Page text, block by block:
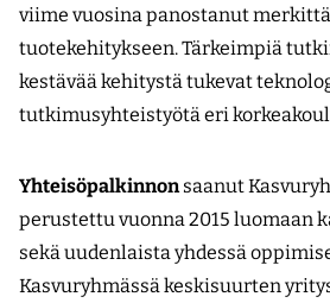
viime vuosina panostanut
tuotekehitykseen. Tärkeimpiä
kestävää kehitystä tukevat
tutkimusyhteistyötä eri
Yhteisöpalkinnonsaanut
perustettu vuonna 2015 luomaan
sekä uudenlaista yhdessä
Kasvuryhmässä keskisuurten